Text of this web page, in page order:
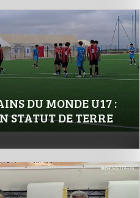
DU MONDE U17 :
STATUT DE TERRE